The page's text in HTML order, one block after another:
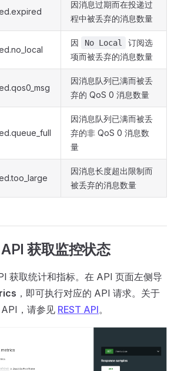
因消息过期而在投递过
程中被丢弃的消息数量
因 No Local
订阅选
项而被丢弃的消息数量
因消息队列已满而被丢
弃的 QoS 0 消息数量
因消息队列已满而被丢
弃的非 QoS 0 消息数
量
因消息长度超出限制而
被丢弃的消息数量
获取监控状态
获取统计和指标。在 API 页面左侧导
，即可执行对应的 API 请求。关于
，请参见 REST API。